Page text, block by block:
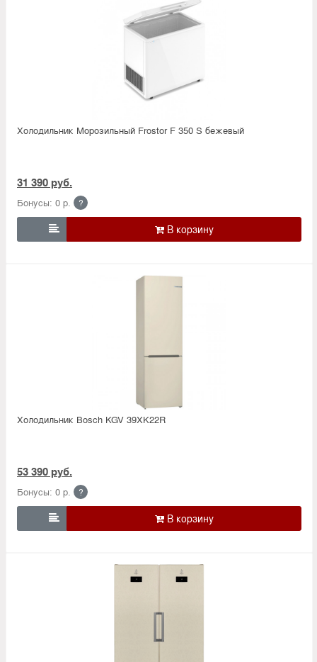
Холодильник Морозильный Frostor F 350 S бежевый
31 390 руб.
Бонусы: 0 р. ?

Холодильник Bosсh KGV 39XK22R
53 390 руб.
Бонусы: 0 р. ?
